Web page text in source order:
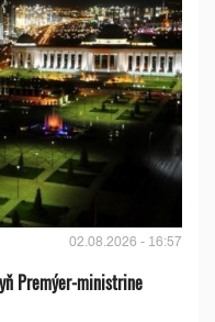
02.08.2026 - 16:57
Premýer-ministrine